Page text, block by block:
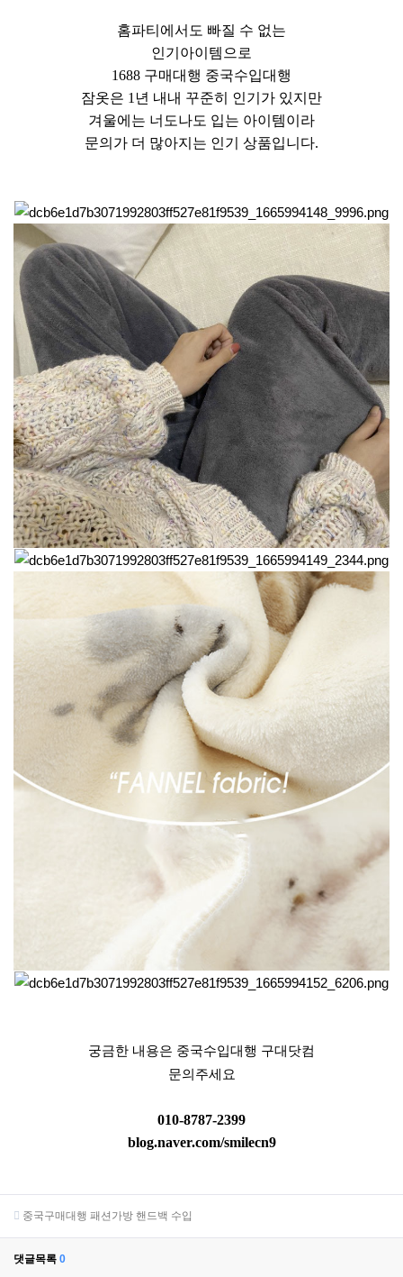
홈파티에서도 빠질 수 없는
인기아이템으로
1688 구매대행 중국수입대행
잠옷은 1년 내내 꾸준히 인기가 있지만
겨울에는 너도나도 입는 아이템이라
문의가 더 많아지는 인기 상품입니다.
궁금한 내용은 중국수입대행 구대닷컴
문의주세요
010-8787-2399
blog.naver.com/smilecn9
중국구매대행 패션가방 핸드백 수입
댓글목록 0